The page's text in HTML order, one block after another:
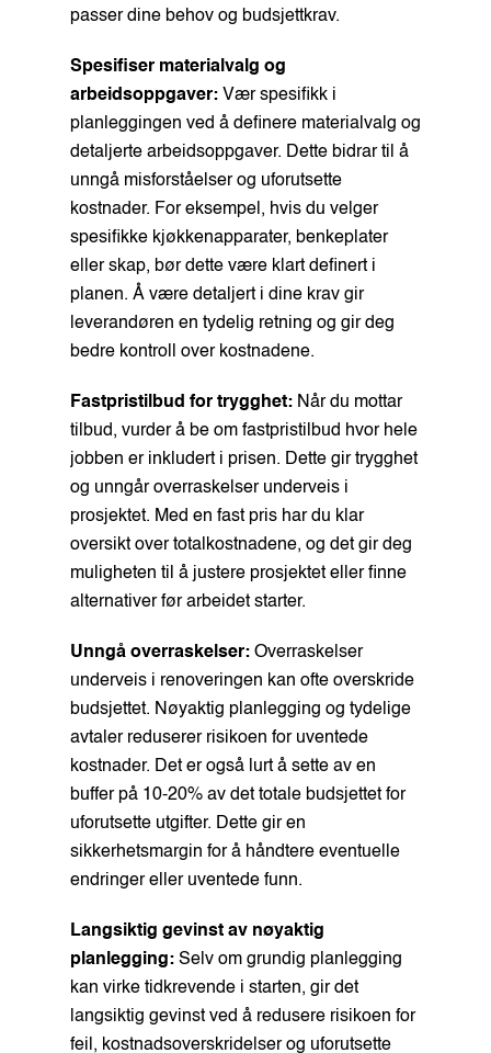
passer dine behov og budsjettkrav.
Spesifiser materialvalg og
arbeidsoppgaver: Vær spesifikk i
planleggingen ved å definere materialvalg og
detaljerte arbeidsoppgaver. Dette bidrar til å
unngå misforståelser og uforutsette
kostnader. For eksempel, hvis du velger
spesifikke kjøkkenapparater, benkeplater
eller skap, bør dette være klart definert i
planen. Å være detaljert i dine krav gir
leverandøren en tydelig retning og gir deg
bedre kontroll over kostnadene.
Fastpristilbud for trygghet: Når du mottar
tilbud, vurder å be om fastpristilbud hvor hele
jobben er inkludert i prisen. Dette gir trygghet
og unngår overraskelser underveis i
prosjektet. Med en fast pris har du klar
oversikt over totalkostnadene, og det gir deg
muligheten til å justere prosjektet eller finne
alternativer før arbeidet starter.
Unngå overraskelser: Overraskelser
underveis i renoveringen kan ofte overskride
budsjettet. Nøyaktig planlegging og tydelige
avtaler reduserer risikoen for uventede
kostnader. Det er også lurt å sette av en
buffer på 10-20% av det totale budsjettet for
uforutsette utgifter. Dette gir en
sikkerhetsmargin for å håndtere eventuelle
endringer eller uventede funn.
Langsiktig gevinst av nøyaktig
planlegging: Selv om grundig planlegging
kan virke tidkrevende i starten, gir det
langsiktig gevinst ved å redusere risikoen for
feil, kostnadsoverskridelser og uforutsette